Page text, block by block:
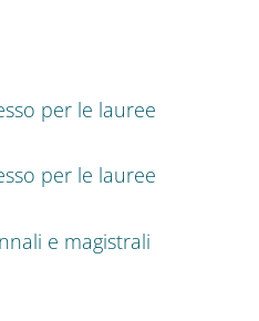
per le lauree
per le lauree
e magistrali